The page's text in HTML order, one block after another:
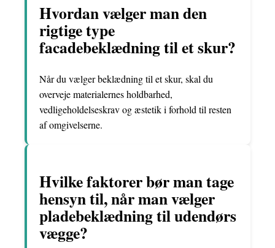
Hvordan vælger man den
rigtige type
facadebeklædning til et skur?
Når du vælger beklædning til et skur, skal du
overveje materialernes holdbarhed,
vedligeholdelseskrav og æstetik i forhold til resten
af omgivelserne.
Hvilke faktorer bør man tage
hensyn til, når man vælger
pladebeklædning til udendørs
vægge?